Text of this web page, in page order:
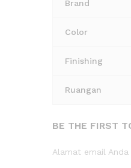
Brand
Color
Finishing
Ruangan
BE THE FIRST
Alamat email